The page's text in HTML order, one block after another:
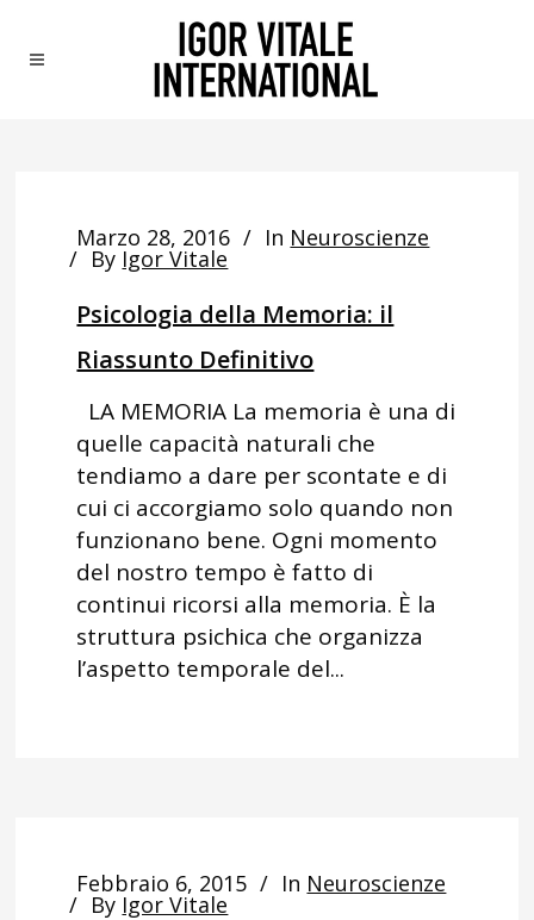
Marzo 28, 2016 In Neuroscienze
By Igor Vitale
Psicologia della Memoria: il
Riassunto Definitivo
LA MEMORIA La memoria è una di
quelle capacità naturali che
tendiamo a dare per scontate e di
cui ci accorgiamo solo quando non
funzionano bene. Ogni momento
del nostro tempo è fatto di
continui ricorsi alla memoria. È la
struttura psichica che organizza
l’aspetto temporale del...
Febbraio 6, 2015 In Neuroscienze
By Igor Vitale